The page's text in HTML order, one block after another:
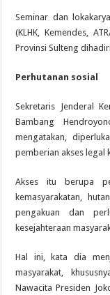
Seminar dan
(KLHK, Kemendes,
Provinsi Sulteng
Perhutanan sosial
Sekretaris Jenderal
Bambang
mengatakan,
pemberian akses legal
Akses itu berupa
kemasyarakatan,
pengakuan dan
kesejahteraan
Hal ini, kata dia
masyarakat,
Nawacita Presiden